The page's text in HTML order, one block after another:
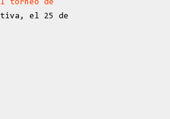
torneo de
el 25 de